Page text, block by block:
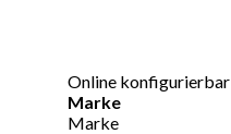
Online konfigurierbar
Marke
Marke